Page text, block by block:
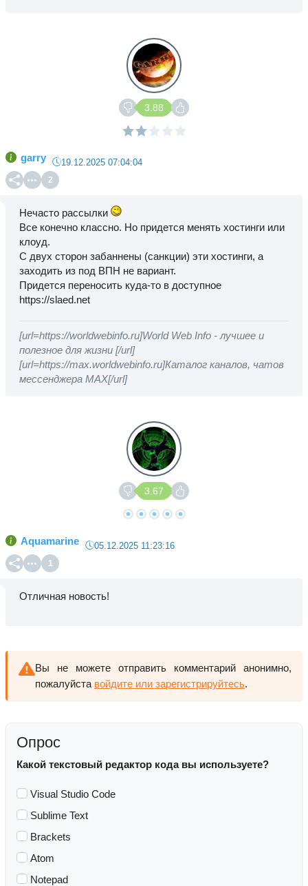
3.88
garry 19.12.2025 07:04:04
2
Нечасто рассылки
Все конечно классно. Но придется менять хостинги или
клоуд.
С двух сторон забаннены (санкции) эти хостинги, а
заходить из под ВПН не вариант.
Придется переносить куда-то в доступное
https://slaed.net
[url=https://worldwebinfo.ru]World Web Info - лучшее и
полезное для жизни [/url]
[url=https://max.worldwebinfo.ru]Каталог каналов, чатов
мессенджера MAX[/url]
3.67
Aquamarine 05.12.2025 11:23:16
1
Отличная новость!
Вы не можете отправить комментарий анонимно,
пожалуйста войдите или зарегистрируйтесь.
Опрос
Какой текстовый редактор кода вы используете?
Visual Studio Code
Sublime Text
Brackets
Atom
Notepad